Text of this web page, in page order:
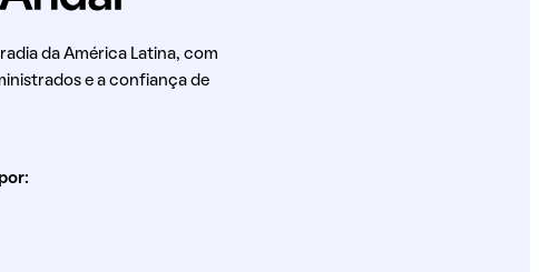
da América Latina, com
e a confiança de